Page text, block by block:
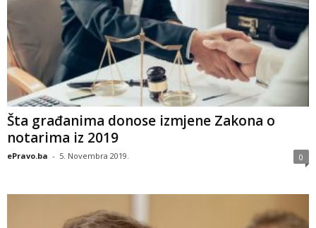
Šta građanima donose izmjene Zakona o
notarima iz 2019
ePravo.ba - 5. Novembra 2019. 0